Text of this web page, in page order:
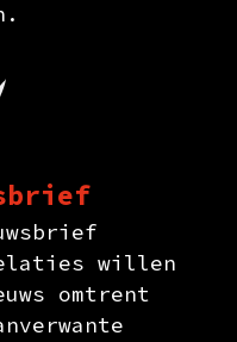
willen
omtrent